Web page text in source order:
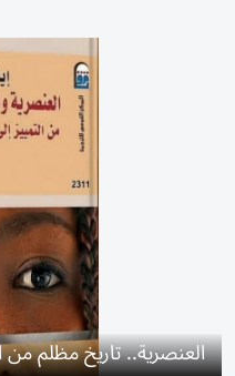
العنصرية.. تاريخ مظلم من